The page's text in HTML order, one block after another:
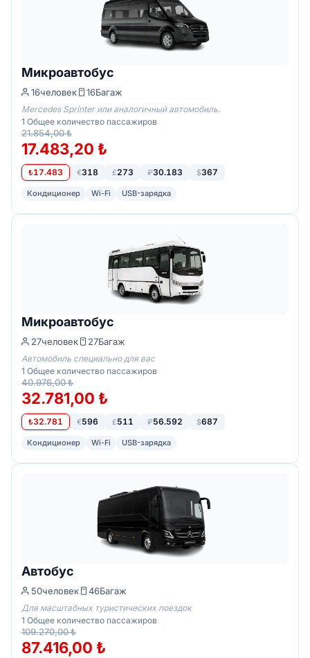
Микроавтобус
16человек 16Багаж
Mercedes Sprinter или аналогичный автомобиль.
1 Общее количество пассажиров
21.854,00 ₺
17.483,20 ₺
₺17.483 €318 £273 ₽30.183 $367
Кондиционер Wi-Fi USB-зарядка
Микроавтобус
27человек 27Багаж
Автомобиль специально для вас
1 Общее количество пассажиров
40.976,00 ₺
32.781,00 ₺
₺32.781 €596 £511 ₽56.592 $687
Кондиционер Wi-Fi USB-зарядка
Автобус
50человек 46Багаж
Для масштабных туристических поездок
1 Общее количество пассажиров
109.270,00 ₺
87.416,00 ₺